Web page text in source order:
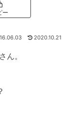
ー
2020.10.21
ん。